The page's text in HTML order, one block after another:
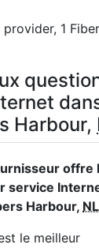
1 Fiber
Harbour,
offre
service
Harbour, NL
le meilleur